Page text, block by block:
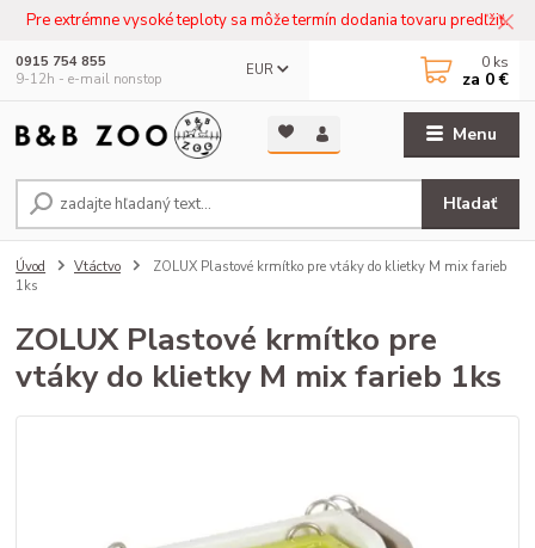
Pre extrémne vysoké teploty sa môže termín dodania tovaru predľžiť.
Menu
EUR
Hľadať
0915 754 855
9-12h - e-mail nonstop
0 ks
za 0 €
Úvod Vtáctvo
ZOLUX Plastové krmítko pre vtáky do klietky M mix farieb
1ks
ZOLUX Plastové krmítko pre
vtáky do klietky M mix farieb 1ks